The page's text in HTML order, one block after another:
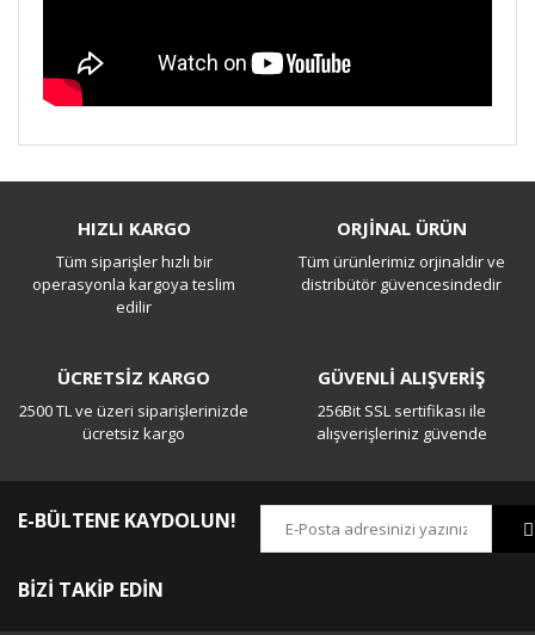
Yorum Yaz
HIZLI KARGO
Tüm siparişler hızlı bir
operasyonla kargoya teslim
edilir
ORJİNAL ÜRÜN
Tüm ürünlerimiz orjinaldir ve
distribütör güvencesindedir
ÜCRETSİZ KARGO
2500 TL ve üzeri siparişlerinizde
ücretsiz kargo
GÜVENLİ ALIŞVERİŞ
256Bit SSL sertifikası ile
alışverişleriniz güvende
E-BÜLTENE KAYDOLUN!
BİZİ TAKİP EDİN